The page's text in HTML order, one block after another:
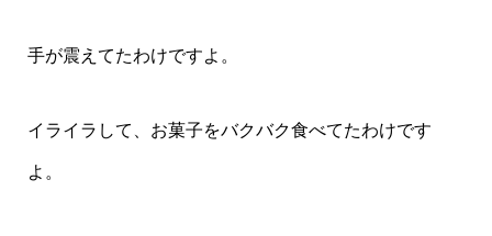
手が震えてたわけですよ。
イライラして、お菓子をバクバク食べてたわけです
よ。